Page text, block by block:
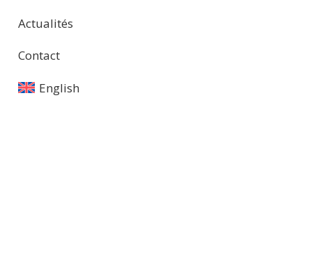
Actualités
Contact
English